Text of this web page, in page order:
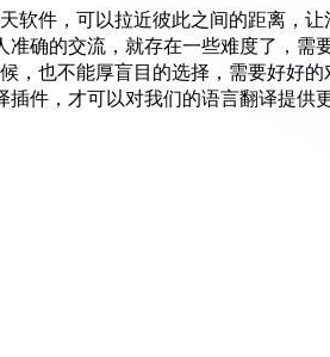
软件，可以拉近彼此之间的距离，
确的交流，就存在一些难度了，需
，也不能厚盲目的选择，需要好好
件，才可以对我们的语言翻译提供